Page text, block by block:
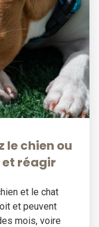
le chien ou
et réagir
et le chat
et peuvent
mois, voire